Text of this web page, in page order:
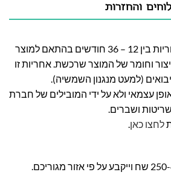
והחזרות
חברת לה גן מעניקה אחריות בין 12 – 36 חודשים בהתאם למוצר
וחומר של המוצר שרכשת. אחריות זו
(למעט מנגנון השמשיה).
עצמאי ולא על ידי המובילים של חברת
ושברים.
לחצו כאן.